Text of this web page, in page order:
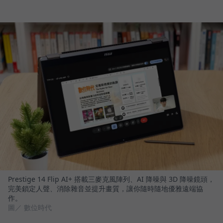
Prestige 14 Flip AI+ 搭載三麥克風陣列、AI 降噪與 3D 降噪鏡頭，
完美鎖定人聲、消除雜音並提升畫質，讓你隨時隨地優雅遠端協
作。
圖／ 數位時代